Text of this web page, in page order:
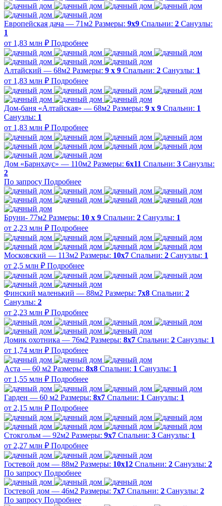
Европейская дача — 71м2 Размеры: 9х9 Спальни: 2 Санузлы:
1
от 1,83 млн ₽ Подробнее
Алтайский — 68м2 Размеры: 9 х 9 Спальни: 2 Санузлы: 1
от 1,83 млн ₽ Подробнее
Дом-баня «Алтайская» — 68м2 Размеры: 9 х 9 Спальни: 1
Санузлы: 1
от 1,83 млн ₽ Подробнее
Дом «Барнхаус» — 110м2 Размеры: 6х11 Спальни: 3 Санузлы:
2
По запросу Подробнее
Бруни- 77м2 Размеры: 10 х 9 Спальни: 2 Санузлы: 1
от 2,23 млн ₽ Подробнее
Московский — 113м2 Размеры: 10х7 Спальни: 2 Санузлы: 1
от 2,5 млн ₽ Подробнее
Финский маленький — 88м2 Размеры: 7х8 Спальни: 2
Санузлы: 2
от 2,23 млн ₽ Подробнее
Домик охотника — 76м2 Размеры: 8х7 Спальни: 2 Санузлы: 1
от 1,74 млн ₽ Подробнее
Аста — 60 м2 Размеры: 8х8 Спальни: 1 Санузлы: 1
от 1,55 млн ₽ Подробнее
Гарден — 60 м2 Размеры: 8х7 Спальни: 1 Санузлы: 1
от 2,15 млн ₽ Подробнее
Стокгольм — 92м2 Размеры: 9х7 Спальни: 3 Санузлы: 1
от 2,27 млн ₽ Подробнее
Гостевой дом — 88м2 Размеры: 10х12 Спальни: 2 Санузлы: 2
По запросу Подробнее
Гостевой дом — 46м2 Размеры: 7х7 Спальни: 2 Санузлы: 2
По запросу Подробнее